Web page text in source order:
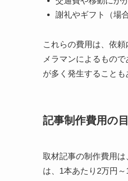
謝礼やギフト（場
これらの費用は、依
メラマンによるもの
が多く発生すること
記事制作費用の
取材記事の制作費用
は、1本あたり2万円